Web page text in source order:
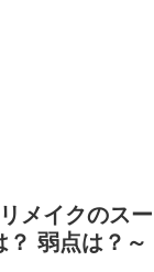
メイクのス
？ 弱点は？～